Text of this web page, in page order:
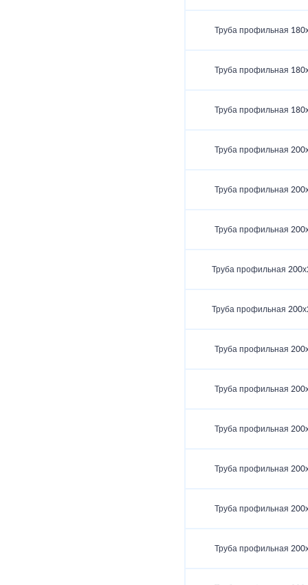
Труба профильная
Труба профильная
Труба профильная
Труба профильная
Труба профильная
Труба профильная
Труба профильная
Труба профильная
Труба профильная
Труба профильная
Труба профильная
Труба профильная
Труба профильная
Труба профильная